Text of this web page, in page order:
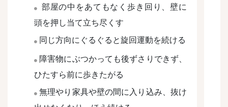
部屋の中をあてもなく歩き回り、壁に
頭を押し当て立ち尽くす
同じ方向にぐるぐると旋回運動を続ける
障害物にぶつかっても後ずさりできず、
ひたすら前に歩きたがる
無理やり家具や壁の間に入り込み、抜け